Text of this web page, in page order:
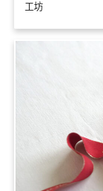
工坊